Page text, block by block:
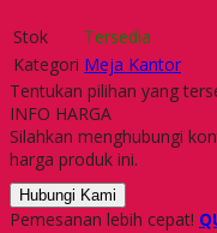
Stok
Tersedia
Kategori Meja Kantor
Tentukan pilihan yang
INFO HARGA
Silahkan menghubungi
harga produk ini.
Hubungi Kami
Pemesanan lebih cepat!